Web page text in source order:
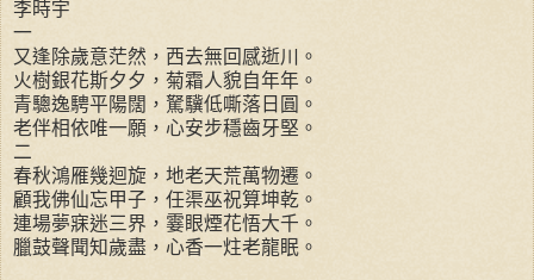
李時宇
一
又逢除歲意茫然，西去無回感逝川。
火樹銀花斯夕夕，菊霜人貌自年年。
青驄逸騁平陽闊，駑驥低嘶落日圓。
老伴相依唯一願，心安步穩齒牙堅。
二
春秋鴻雁幾迴旋，地老天荒萬物遷。
顧我佛仙忘甲子，任渠巫祝算坤乾。
連場夢寐迷三界，霎眼煙花悟大千。
臘鼓聲聞知歲盡，心香一炷老龍眠。